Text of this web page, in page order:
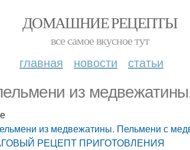
ДОМАШНИЕ РЕЦЕПТЫ
все самое вкусное тут
главная новости статьи
из
из медвежатины. Пельмени с
РЕЦЕПТ ПРИГОТОВЛЕНИЯ